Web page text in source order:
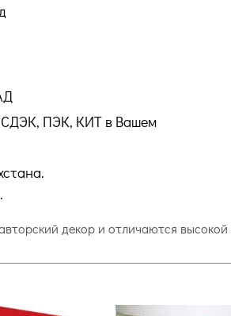
СДЭК, ПЭК, КИТ в Вашем
декор и отличаются высокой